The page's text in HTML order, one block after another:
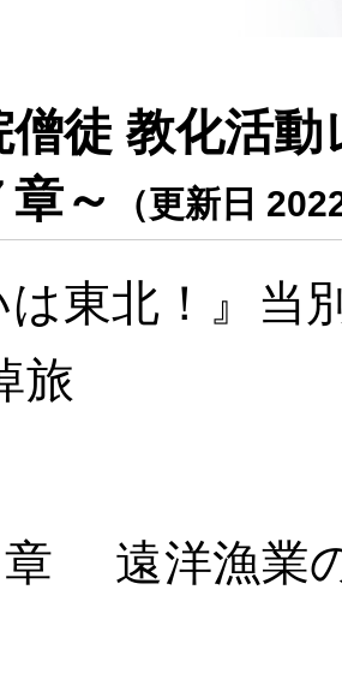
僧徒 教化活
章～
（更新日
は東北！』当
旅
章 遠洋漁業